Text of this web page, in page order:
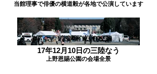
当館理事で俳優の横道毅が各地で公演しています
17年12月10日の三陸なう
上野恩賜公園の会場全景